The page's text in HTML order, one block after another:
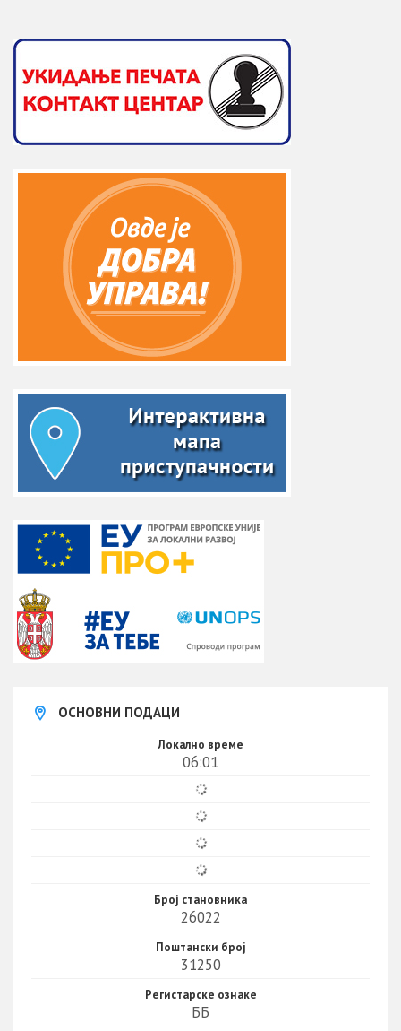
ОСНОВНИ ПОДАЦИ
Локално време
06:01
Број становника
26022
Поштански број
31250
Регистарске ознаке
ББ